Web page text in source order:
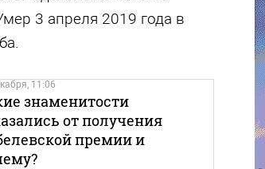
3 апреля 2019 года в
11:06
знаменитости
от получения
премии и